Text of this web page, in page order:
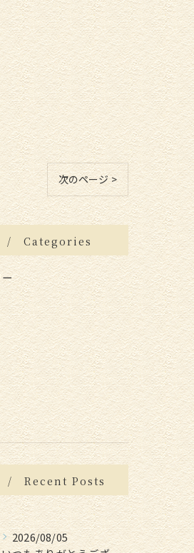
次のページ >
Categories
Recent Posts
2026/08/05